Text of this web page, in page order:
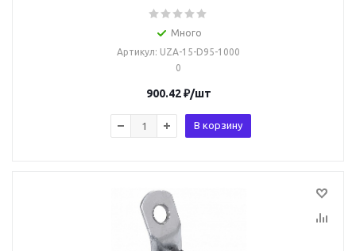
Много
Артикул: UZA-15-D95-1000
0
900.42₽/шт
В корзину